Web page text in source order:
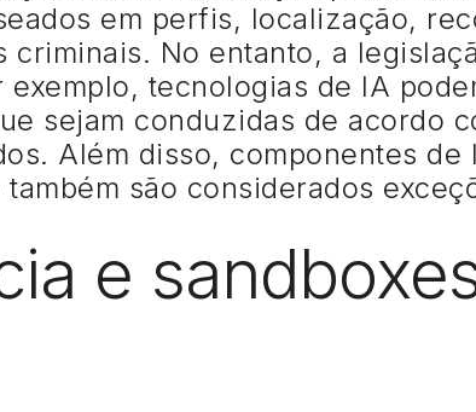
em perfis, localização,
criminais. No entanto, a
tecnologias de IA
sejam conduzidas de acordo
Além disso, componentes de
são considerados
e